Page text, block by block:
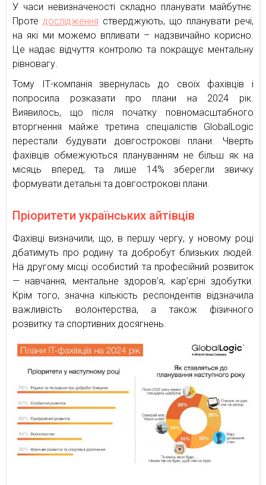
У часи невизначеності складно планувати майбутнє.
Проте дослідження стверджують, що планувати речі,
на які ми можемо впливати – надзвичайно корисно.
Це надає відчуття контролю та покращує ментальну
рівновагу.
Тому ІТ-компанія звернулась до своїх фахівців і
попросила розказати про плани на 2024 рік.
Виявилось, що після початку повномасштабного
вторгнення майже третина спеціалістів GlobalLogic
перестали будувати довгострокові плани. Чверть
фахівців обмежуються плануванням не більш як на
місяць вперед, та лише 14% зберегли звичку
формувати детальні та довгострокові плани.
Пріоритети українських айтівців
Фахівці визначили, що, в першу чергу, у новому році
дбатимуть про родину та добробут близьких людей.
На другому місці особистий та професійний розвиток
— навчання, ментальне здоров’я, кар’єрні здобутки.
Крім того, значна кількість респондентів відзначила
важливість волонтерства, а також фізичного
розвитку та спортивних досягнень.